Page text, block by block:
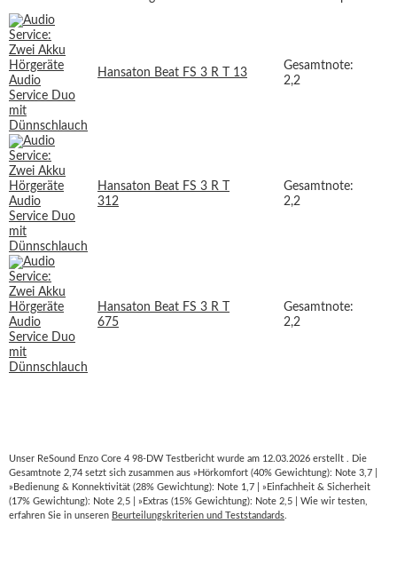
Hansaton Beat FS 3 R T 13
Gesamtnote:
2,2
Hansaton Beat FS 3 R T
312
Gesamtnote:
2,2
Hansaton Beat FS 3 R T
675
Gesamtnote:
2,2
Unser ReSound Enzo Core 4 98-DW Testbericht wurde am 12.03.2026 erstellt . Die
Gesamtnote 2,74 setzt sich zusammen aus »Hörkomfort (40% Gewichtung): Note 3,7 |
»Bedienung & Konnektivität (28% Gewichtung): Note 1,7 | »Einfachheit & Sicherheit
(17% Gewichtung): Note 2,5 | »Extras (15% Gewichtung): Note 2,5 | Wie wir testen,
erfahren Sie in unseren Beurteilungskriterien und Teststandards